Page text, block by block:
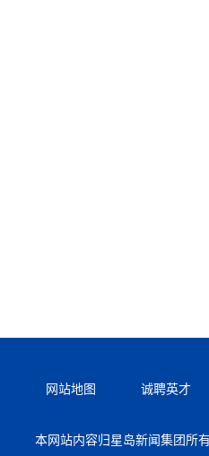
网站地图 诚聘英才
本网站内容归星岛新闻集团所